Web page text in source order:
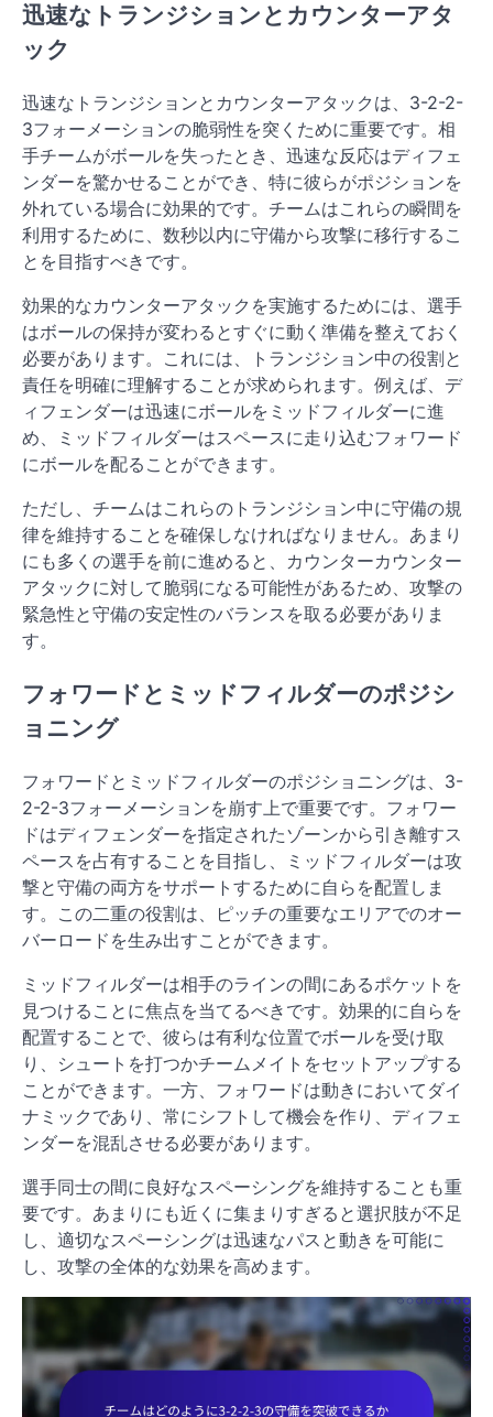
迅速なトランジションとカウンターアタ
ック
迅速なトランジションとカウンターアタックは、3-2-2-
3フォーメーションの脆弱性を突くために重要です。相
手チームがボールを失ったとき、迅速な反応はディフェ
ンダーを驚かせることができ、特に彼らがポジションを
外れている場合に効果的です。チームはこれらの瞬間を
利用するために、数秒以内に守備から攻撃に移行するこ
とを目指すべきです。
効果的なカウンターアタックを実施するためには、選手
はボールの保持が変わるとすぐに動く準備を整えておく
必要があります。これには、トランジション中の役割と
責任を明確に理解することが求められます。例えば、デ
ィフェンダーは迅速にボールをミッドフィルダーに進
め、ミッドフィルダーはスペースに走り込むフォワード
にボールを配ることができます。
ただし、チームはこれらのトランジション中に守備の規
律を維持することを確保しなければなりません。あまり
にも多くの選手を前に進めると、カウンターカウンター
アタックに対して脆弱になる可能性があるため、攻撃の
緊急性と守備の安定性のバランスを取る必要がありま
す。
フォワードとミッドフィルダーのポジシ
ョニング
フォワードとミッドフィルダーのポジショニングは、3-
2-2-3フォーメーションを崩す上で重要です。フォワー
ドはディフェンダーを指定されたゾーンから引き離すス
ペースを占有することを目指し、ミッドフィルダーは攻
撃と守備の両方をサポートするために自らを配置しま
す。この二重の役割は、ピッチの重要なエリアでのオー
バーロードを生み出すことができます。
ミッドフィルダーは相手のラインの間にあるポケットを
見つけることに焦点を当てるべきです。効果的に自らを
配置することで、彼らは有利な位置でボールを受け取
り、シュートを打つかチームメイトをセットアップする
ことができます。一方、フォワードは動きにおいてダイ
ナミックであり、常にシフトして機会を作り、ディフェ
ンダーを混乱させる必要があります。
選手同士の間に良好なスペーシングを維持することも重
要です。あまりにも近くに集まりすぎると選択肢が不足
し、適切なスペーシングは迅速なパスと動きを可能に
し、攻撃の全体的な効果を高めます。